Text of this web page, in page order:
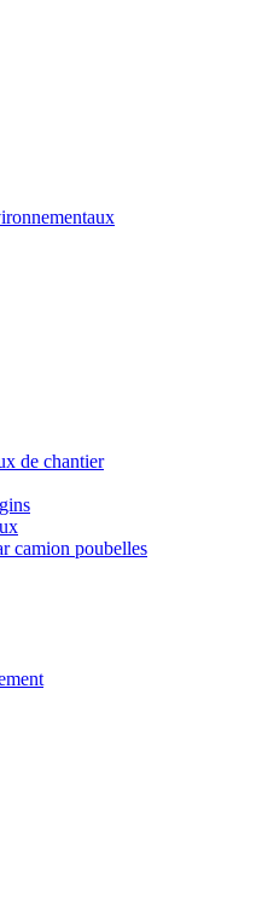
de chantier
camion poubelles